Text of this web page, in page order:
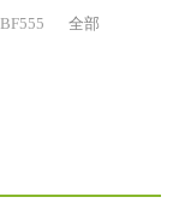
BF555 全部